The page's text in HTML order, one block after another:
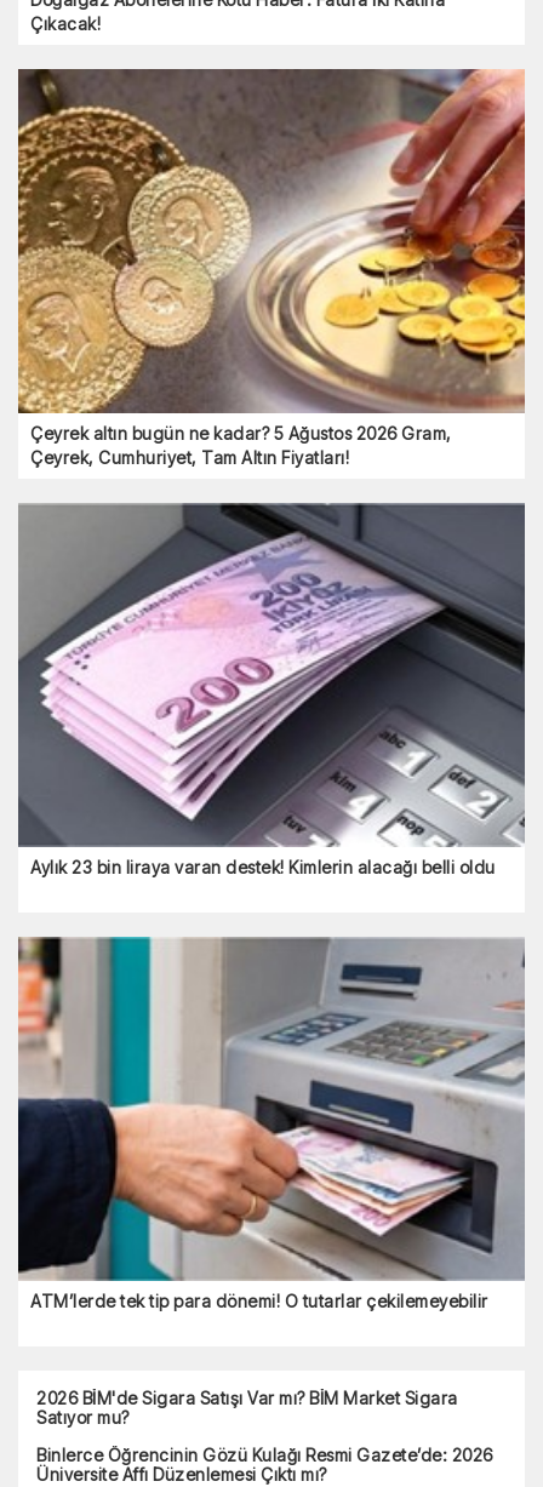
Çıkacak!
Çeyrek altın bugün ne kadar? 5 Ağustos 2026 Gram,
Çeyrek, Cumhuriyet, Tam Altın Fiyatları!
Aylık 23 bin liraya varan destek! Kimlerin alacağı belli oldu
ATM’lerde tek tip para dönemi! O tutarlar çekilemeyebilir
2026 BİM'de Sigara Satışı Var mı? BİM Market Sigara
Satıyor mu?
Binlerce Öğrencinin Gözü Kulağı Resmi Gazete’de: 2026
Üniversite Affı Düzenlemesi Çıktı mı?